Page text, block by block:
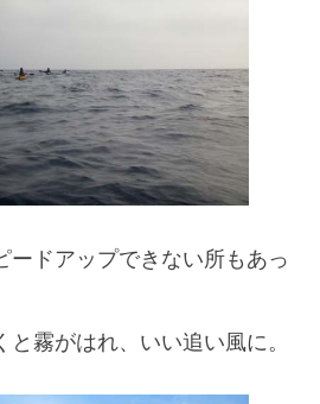
ードアップできない所もあっ
と霧がはれ、いい追い風に。